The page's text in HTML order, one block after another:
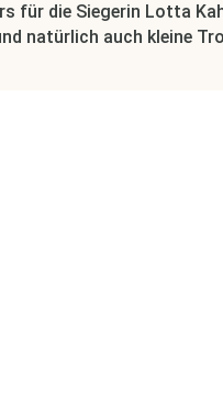
für die Siegerin Lotta
natürlich auch kleine